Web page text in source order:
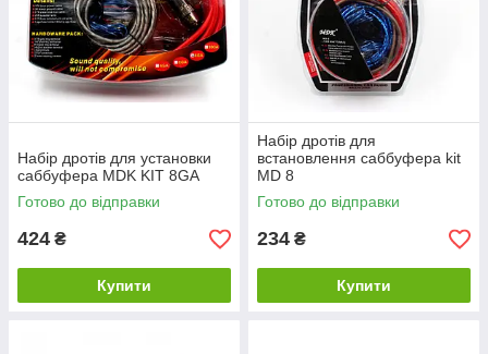
Набір дротів для установки
саббуфера MDK KIT 8GA
Готово до відправки
424 ₴
Купити
Набір дротів для
встановлення саббуфера kit
MD 8
Готово до відправки
234 ₴
Купити